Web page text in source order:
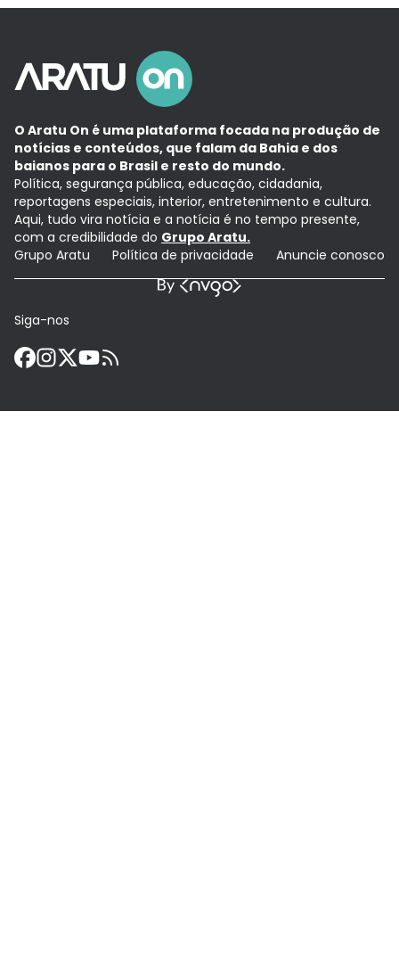
O Aratu On é uma plataforma focada na produção de
notícias e conteúdos, que falam da Bahia e dos
baianos para o Brasil e resto do mundo.
Política, segurança pública, educação, cidadania,
reportagens especiais, interior, entretenimento e cultura.
Aqui, tudo vira notícia e a notícia é no tempo presente,
com a credibilidade do Grupo Aratu.
Grupo Aratu
Política de privacidade Anuncie conosco
Siga-nos